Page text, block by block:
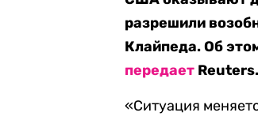
разрешили
Клайпеда. Об
передает Reuters.
«Ситуация